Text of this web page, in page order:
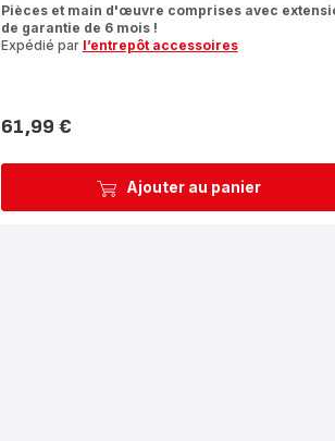
Ajouter au panier
Pièces et main d'œuvre comprises avec
de garantie de 6 mois !
Expédié par l’entrepôt accessoires
Prix
61,99 €